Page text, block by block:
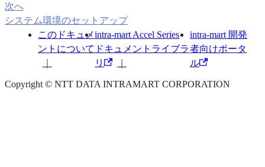
次へ
システム環境のセットアップ
このドキュメ
ントについて
intra-mart Accel Series
ドキュメントライブラ
リ
intra-mart 開発
者向けポータ
ル
Copyright © NTT DATA INTRAMART CORPORATION